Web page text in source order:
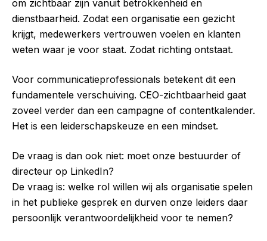
om zichtbaar zijn vanuit betrokkenheid en
dienstbaarheid. Zodat een organisatie een gezicht
krijgt, medewerkers vertrouwen voelen en klanten
weten waar je voor staat. Zodat richting ontstaat.
Voor communicatieprofessionals betekent dit een
fundamentele verschuiving. CEO-zichtbaarheid gaat
zoveel verder dan een campagne of contentkalender.
Het is een leiderschapskeuze en een mindset.
De vraag is dan ook niet: moet onze bestuurder of
directeur op LinkedIn?
De vraag is: welke rol willen wij als organisatie spelen
in het publieke gesprek en durven onze leiders daar
persoonlijk verantwoordelijkheid voor te nemen?